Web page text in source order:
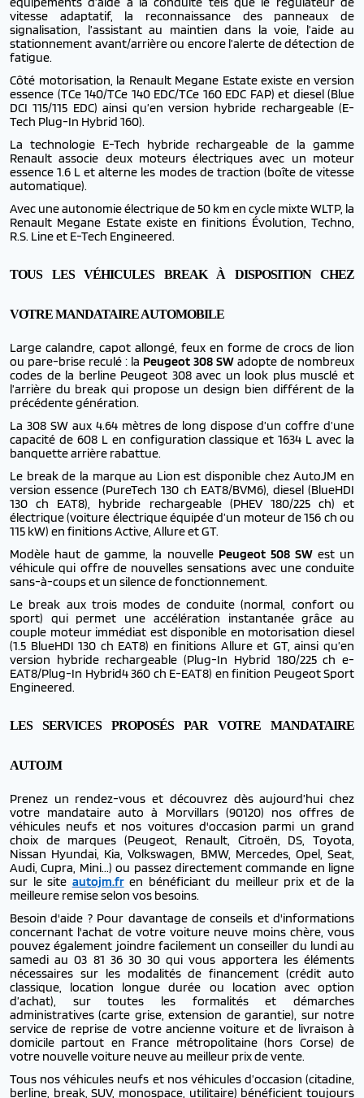
vitesse adaptatif, la reconnaissance des panneaux de
signalisation, l’assistant au maintien dans la voie, l’aide au
stationnement avant/arrière ou encore l’alerte de détection de
fatigue.
Côté motorisation, la Renault Megane Estate existe en version
essence (TCe 140/TCe 140 EDC/TCe 160 EDC FAP) et diesel (Blue
DCI 115/115 EDC) ainsi qu’en version hybride rechargeable (E-
Tech Plug-In Hybrid 160).
La technologie E-Tech hybride rechargeable de la gamme
Renault associe deux moteurs électriques avec un moteur
essence 1.6 L et alterne les modes de traction (boîte de vitesse
automatique).
Avec une autonomie électrique de 50 km en cycle mixte WLTP, la
Renault Megane Estate existe en finitions Évolution, Techno,
R.S. Line et E-Tech Engineered.
TOUS LES VÉHICULES BREAK À DISPOSITION CHEZ
VOTRE MANDATAIRE AUTOMOBILE
Large calandre, capot allongé, feux en forme de crocs de lion
ou pare-brise reculé : la Peugeot 308 SW adopte de nombreux
codes de la berline Peugeot 308 avec un look plus musclé et
l’arrière du break qui propose un design bien différent de la
précédente génération.
La 308 SW aux 4.64 mètres de long dispose d’un coffre d’une
capacité de 608 L en configuration classique et 1634 L avec la
banquette arrière rabattue.
Le break de la marque au Lion est disponible chez AutoJM en
version essence (PureTech 130 ch EAT8/BVM6), diesel (BlueHDI
130 ch EAT8), hybride rechargeable (PHEV 180/225 ch) et
électrique (voiture électrique équipée d’un moteur de 156 ch ou
115 kW) en finitions Active, Allure et GT.
Modèle haut de gamme, la nouvelle Peugeot 508 SW est un
véhicule qui offre de nouvelles sensations avec une conduite
sans-à-coups et un silence de fonctionnement.
Le break aux trois modes de conduite (normal, confort ou
sport) qui permet une accélération instantanée grâce au
couple moteur immédiat est disponible en motorisation diesel
(1.5 BlueHDI 130 ch EAT8) en finitions Allure et GT, ainsi qu’en
version hybride rechargeable (Plug-In Hybrid 180/225 ch e-
EAT8/Plug-In Hybrid4 360 ch E-EAT8) en finition Peugeot Sport
Engineered.
LES SERVICES PROPOSÉS PAR VOTRE MANDATAIRE
AUTOJM
Prenez un rendez-vous et découvrez dès aujourd’hui chez
votre mandataire auto à Morvillars (90120) nos offres de
véhicules neufs et nos voitures d'occasion parmi un grand
choix de marques (Peugeot, Renault, Citroën, DS, Toyota,
Nissan Hyundai, Kia, Volkswagen, BMW, Mercedes, Opel, Seat,
Audi, Cupra, Mini...) ou passez directement commande en ligne
sur le site autojm.fren bénéficiant du meilleur prix et de la
meilleure remise selon vos besoins.
Besoin d'aide ? Pour davantage de conseils et d'informations
concernant l'achat de votre voiture neuve moins chère, vous
pouvez également joindre facilement un conseiller du lundi au
samedi au 03 81 36 30 30 qui vous apportera les éléments
nécessaires sur les modalités de financement (crédit auto
classique, location longue durée ou location avec option
d’achat), sur toutes les formalités et démarches
administratives (carte grise, extension de garantie), sur notre
service de reprise de votre ancienne voiture et de livraison à
domicile partout en France métropolitaine (hors Corse) de
votre nouvelle voiture neuve au meilleur prix de vente.
Tous nos véhicules neufs et nos véhicules d’occasion (citadine,
berline, break, SUV, monospace, utilitaire) bénéficient toujours